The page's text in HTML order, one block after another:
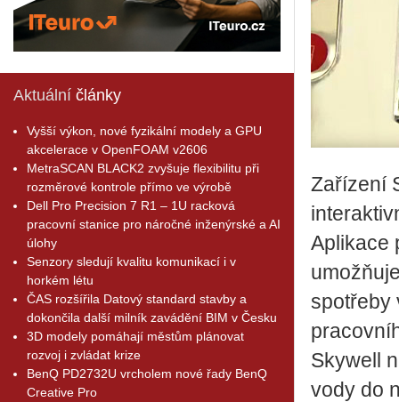
Aktuální články
Vyšší výkon, nové fyzikální modely a GPU
akcelerace v OpenFOAM v2606
MetraSCAN BLACK2 zvyšuje flexibilitu při
rozměrové kontrole přímo ve výrobě
Dell Pro Precision 7 R1 – 1U racková
pracovní stanice pro náročné inženýrské a AI
úlohy
Senzory sledují kvalitu komunikací i v
horkém létu
ČAS rozšířila Datový standard stavby a
dokončila další milník zavádění BIM v Česku
3D modely pomáhají městům plánovat
rozvoj i zvládat krize
BenQ PD2732U vrcholem nové řady BenQ
Creative Pro
Zařízení
Aplikace
spotřeby
Skywell
vody do